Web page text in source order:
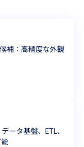
補：高精度な外観
ータ基盤、ETL、